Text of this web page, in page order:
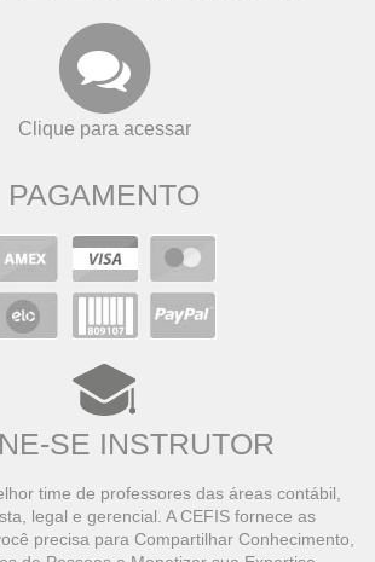
Clique para acessar
PAGAMENTO
SE INSTRUTOR
time de professores das áreas contábil,
legal e gerencial. A CEFIS fornece as
precisa para Compartilhar Conhecimento,